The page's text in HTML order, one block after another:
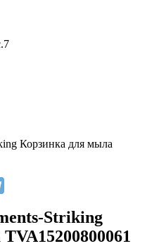
Корзинка для мыла
Striking